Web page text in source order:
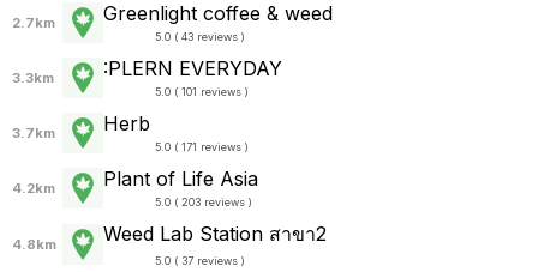
2.7km Greenlight coffee & weed
5.0 ( 43 reviews )
3.3km :PLERN EVERYDAY
5.0 ( 101 reviews )
3.7km Herb
5.0 ( 171 reviews )
4.2km Plant of Life Asia
5.0 ( 203 reviews )
4.8km Weed Lab Station สาขา2
5.0 ( 37 reviews )